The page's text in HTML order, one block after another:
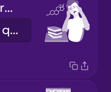
My chemistry class is hard.
Mi clase de química es difícil.